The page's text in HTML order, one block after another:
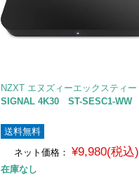
NZXT エヌズィーエックスティー
SIGNAL 4K30 ST-SESC1-WW
送料無料
ネット価格： ¥9,980(税込)
在庫なし